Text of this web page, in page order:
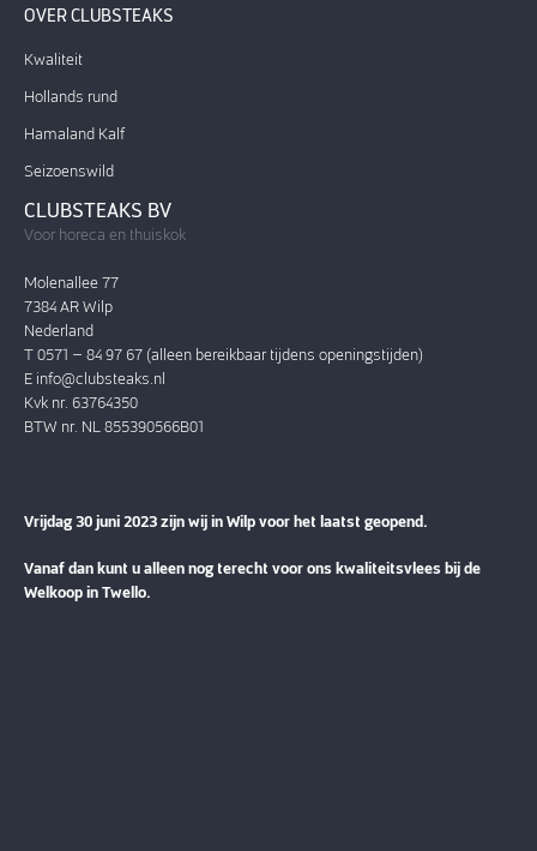
OVER CLUBSTEAKS
Kwaliteit
Hollands rund
Hamaland Kalf
Seizoenswild
CLUBSTEAKS BV
Voor horeca en thuiskok
Molenallee 77
7384 AR Wilp
Nederland
T 0571 – 84 97 67 (alleen bereikbaar tijdens openingstijden)
E info@clubsteaks.nl
Kvk nr. 63764350
BTW nr. NL 855390566B01
Vrijdag 30 juni 2023 zijn wij in Wilp voor het laatst geopend.
Vanaf dan kunt u alleen nog terecht voor ons kwaliteitsvlees bij de
Welkoop in Twello.